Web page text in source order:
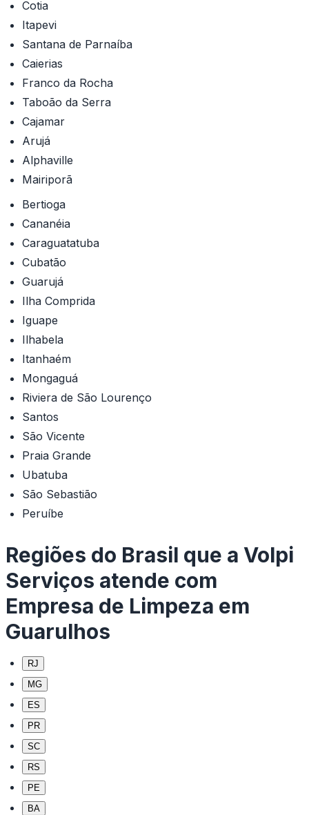
Cotia
Itapevi
Santana de Parnaíba
Caierias
Franco da Rocha
Taboão da Serra
Cajamar
Arujá
Alphaville
Mairiporã
Bertioga
Cananéia
Caraguatatuba
Cubatão
Guarujá
Ilha Comprida
Iguape
Ilhabela
Itanhaém
Mongaguá
Riviera de São Lourenço
Santos
São Vicente
Praia Grande
Ubatuba
São Sebastião
Peruíbe
Regiões do Brasil que a Volpi
Serviços atende com
Empresa de Limpeza em
Guarulhos
RJ
MG
ES
PR
SC
RS
PE
BA